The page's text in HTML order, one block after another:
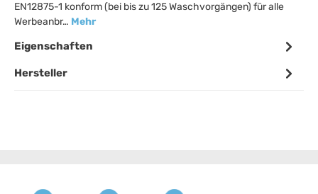
EN12875-1 konform (bei bis zu 125 Waschvorgängen) für alle
Werbeanbr… Mehr
Eigenschaften
Hersteller